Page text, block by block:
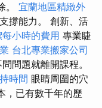
。 宜蘭地區精緻外
撐能力。 創新、活
每小時的費用 專業睫
台北專業搬家公司
問題就離開課程。
時間 眼睛周圍的穴
，已有數千年的歷